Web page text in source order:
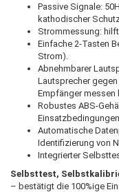
Passive Signale:
kathodischer
Strommessung:
Einfache 2-Tasten
Strom).
Abnehmbarer
Lautsprecher
Empfänger messen
Robustes ABS-
Einsatzbedingungen.
Automatische
Identifizierung von
Integrierter
Selbsttest,
– bestätigt die 100%ige